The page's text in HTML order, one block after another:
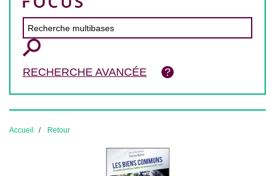
RECHERCHE AVANCÉE
Accueil Retour